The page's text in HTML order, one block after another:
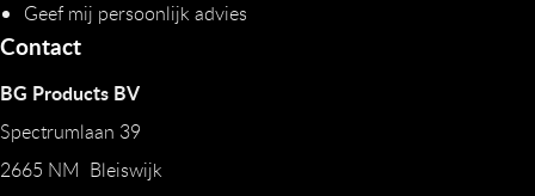
Geef mij persoonlijk advies
Contact
BG Products BV
Spectrumlaan 39
2665 NM Bleiswijk